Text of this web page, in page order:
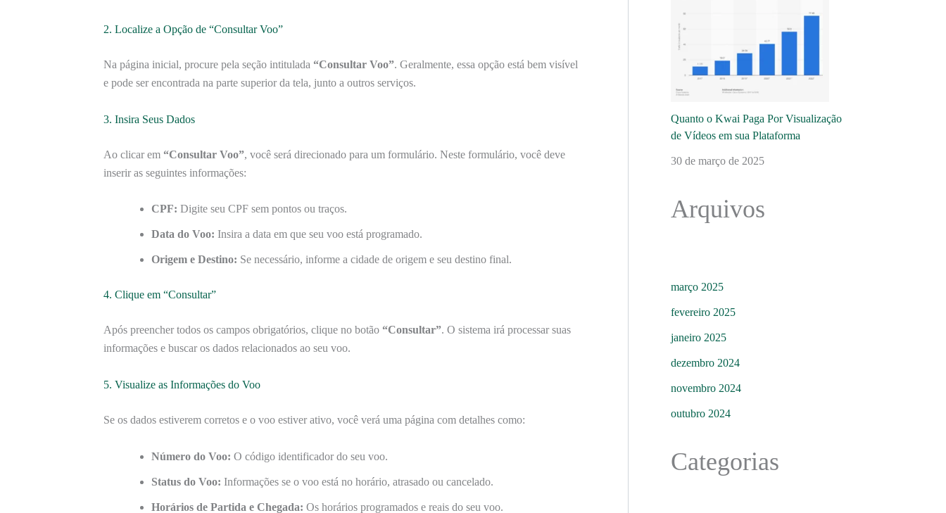
2. Localize a Opção de “Consultar Voo”
Na página inicial, procure pela seção intitulada “Consultar Voo”. Geralmente, essa opção está bem visível
e pode ser encontrada na parte superior da tela, junto a outros serviços.
3. Insira Seus Dados
Ao clicar em “Consultar Voo”, você será direcionado para um formulário. Neste formulário, você deve
inserir as seguintes informações:
CPF: Digite seu CPF sem pontos ou traços.
Data do Voo: Insira a data em que seu voo está programado.
Origem e Destino: Se necessário, informe a cidade de origem e seu destino final.
4. Clique em “Consultar”
Após preencher todos os campos obrigatórios, clique no botão “Consultar”. O sistema irá processar suas
informações e buscar os dados relacionados ao seu voo.
5. Visualize as Informações do Voo
Se os dados estiverem corretos e o voo estiver ativo, você verá uma página com detalhes como:
Número do Voo: O código identificador do seu voo.
Status do Voo: Informações se o voo está no horário, atrasado ou cancelado.
Horários de Partida e Chegada: Os horários programados e reais do seu voo.
Quanto o Kwai Paga Por Visualização
de Vídeos em sua Plataforma
30 de março de 2025
Arquivos
março 2025
fevereiro 2025
janeiro 2025
dezembro 2024
novembro 2024
outubro 2024
Categorias